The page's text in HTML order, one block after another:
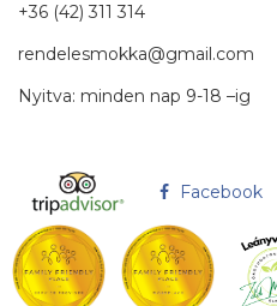
+36 (42) 311 314
rendelesmokka@gmail.com
Nyitva: minden nap 9-18 –ig
Facebook